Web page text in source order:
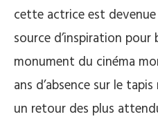
cette actrice est
source d’inspiration
monument du cinéma
ans d’absence sur le
un retour des plus